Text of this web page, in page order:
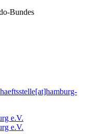
Bundes